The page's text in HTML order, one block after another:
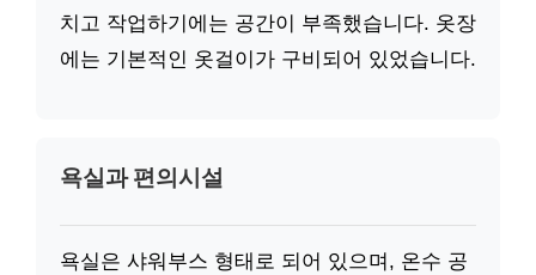
치고 작업하기에는 공간이 부족했습니다. 옷장
에는 기본적인 옷걸이가 구비되어 있었습니다.
욕실과 편의시설
욕실은 샤워부스 형태로 되어 있으며, 온수 공